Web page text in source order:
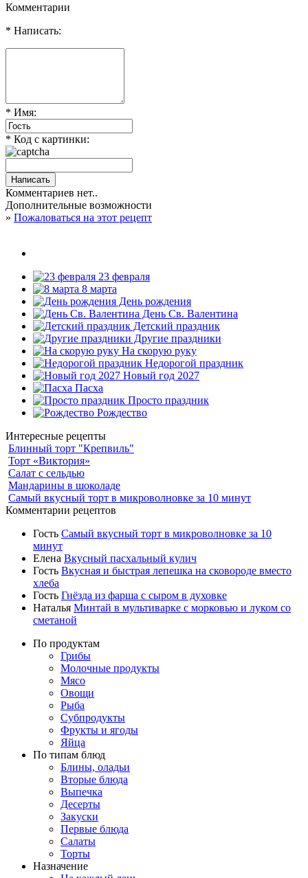
Комментарии
* Написать:
* Имя:
* Код с картинки:
Комментариев нет..
Дополнительные возможности
» Пожаловаться на этот рецепт
23 февраля
8 марта
День рождения
День Св. Валентина
Детский праздник
Другие праздники
На скорую руку
Недорогой праздник
Новый год 2027
Пасха
Просто праздник
Рождество
Интересные рецепты
Блинный торт "Крепвиль"
Торт «Виктория»
Салат с сельдью
Мандарины в шоколаде
Самый вкусный торт в микроволновке за 10 минут
Комментарии рецептов
Гость Самый вкусный торт в микроволновке за 10
минут
Елена Вкусный пасхальный кулич
Гость Вкусная и быстрая лепешка на сковороде вместо
хлеба
Гость Гнёзда из фарша с сыром в духовке
Наталья Минтай в мультиварке с морковью и луком со
сметаной
По продуктам
Грибы
Молочные продукты
Мясо
Овощи
Рыба
Субпродукты
Фрукты и ягоды
Яйца
По типам блюд
Блины, оладьи
Вторые блюда
Выпечка
Десерты
Закуски
Первые блюда
Салаты
Торты
Назначение